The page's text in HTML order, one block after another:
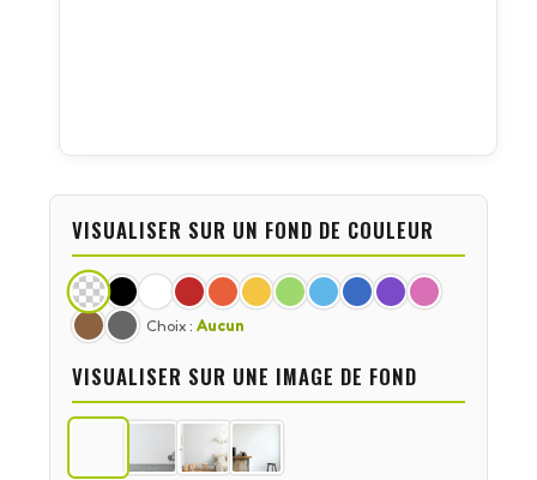
VISUALISER SUR UN FOND DE COULEUR
Choix : Aucun
VISUALISER SUR UNE IMAGE DE FOND